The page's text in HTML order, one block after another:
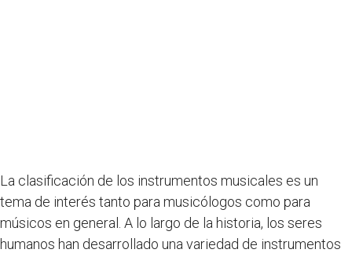
La clasificación de los instrumentos musicales es un
tema de interés tanto para musicólogos como para
músicos en general. A lo largo de la historia, los seres
humanos han desarrollado una variedad de instrumentos